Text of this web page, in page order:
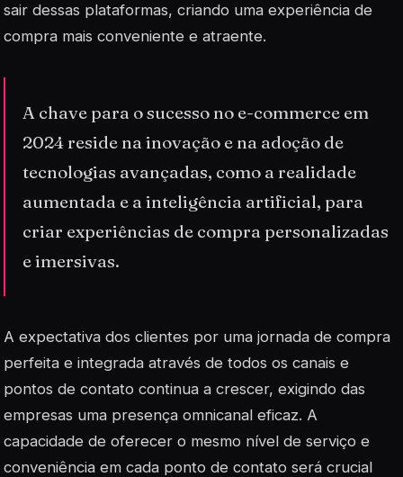
sair dessas plataformas, criando uma experiência de
compra mais conveniente e atraente.
A chave para o sucesso no e-commerce em
2024 reside na inovação e na adoção de
tecnologias avançadas, como a realidade
aumentada e a inteligência artificial, para
criar experiências de compra personalizadas
e imersivas.
A expectativa dos clientes por uma jornada de compra
perfeita e integrada através de todos os canais e
pontos de contato continua a crescer, exigindo das
empresas uma presença omnicanal eficaz. A
capacidade de oferecer o mesmo nível de serviço e
conveniência em cada ponto de contato será crucial